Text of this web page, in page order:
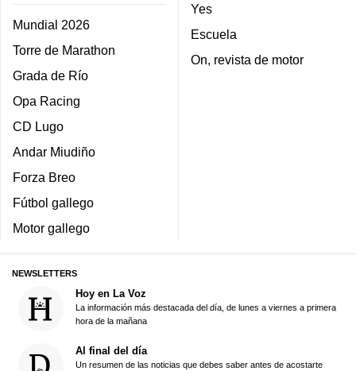
Mundial 2026
Torre de Marathon
Grada de Río
Opa Racing
CD Lugo
Andar Miudiño
Forza Breo
Fútbol gallego
Motor gallego
Yes
Escuela
On, revista de motor
NEWSLETTERS
Hoy en La Voz
La información más destacada del día, de lunes a viernes a primera
hora de la mañana
Al final del día
Un resumen de las noticias que debes saber antes de acostarte